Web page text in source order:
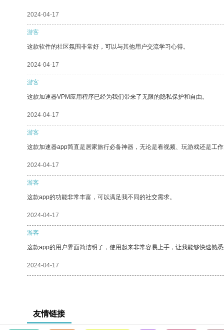
2024-04-17
游客
这款软件的社区氛围非常好，可以与其他用户交流学习心得。
2024-04-17
游客
这款加速器VPM应用程序已经为我们带来了无限的隐私保护和自由。
2024-04-17
游客
这款加速器app简直是居家旅行必备神器，无论是看视频、玩游戏还是工
2024-04-17
游客
这款app的功能非常丰富，可以满足我不同的社交需求。
2024-04-17
游客
这款app的用户界面简洁明了，使用起来非常容易上手，让我能够快速熟
2024-04-17
友情链接